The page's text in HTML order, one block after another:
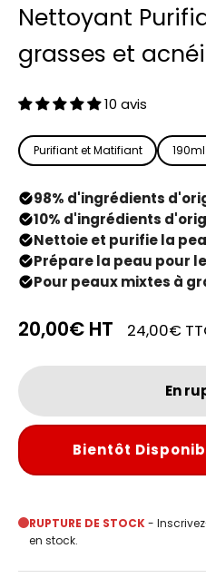
Nettoyant
grasses et
10 avis
Purifiant et Matifiant 190ml
98% d'ingrédients
10% d'ingrédients
Nettoie et purifie la
Prépare la peau pour
Pour peaux mixtes à
20,00€ HT 24,00€
En
Bientôt
RUPTURE DE STOCK-
en stock.